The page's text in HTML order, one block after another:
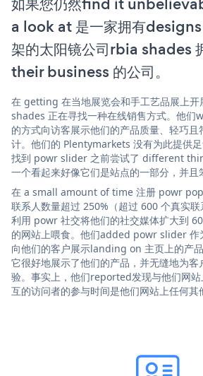
a look at 是一家拥有designs
架的太阳镜公司rbia shades
their business 的公司。
在 getting 在当地展览会和手工艺品展上
shades 正在寻找一种在线销售方式。他们
的方式向访客展示他们的产品质量、轻巧
计。他们的 Plentymarkets 没有为此提供
找到 powr slider 之前尝试了 different
一个看起来好像它们是站点的一部分，并且
在 a small amount of time 注册 powr
联系人数量超过 250%（超过 600 个真实
利用 powr 社交将他们的社交媒体扩大到
的网站上喂食。他们added powr slider 作
向他们的客户展示landing on 主页上的产品
它很好地展示了他们的产品，并无缝地为
验。事实上，他们reported发现与他们网
互的访问者的参与时间是他们网站上任何其